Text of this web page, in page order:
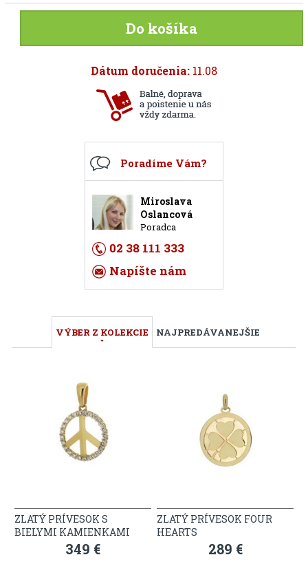
Do košíka
Dátum doručenia: 11.08
Poradíme Vám?
Miroslava
Oslancová
Poradca
02 38 111 333
Napíšte nám
VÝBER Z KOLEKCIE NAJPREDÁVANEJŠIE
ZLATÝ PRÍVESOK S
BIELYMI KAMIENKAMI
349 €
ZLATÝ PRÍVESOK FOUR
HEARTS
289 €